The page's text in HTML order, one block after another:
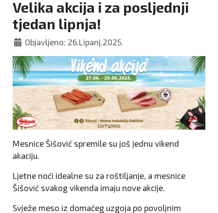
Velika akcija i za posljednji
tjedan lipnja!
Objavljeno: 26.Lipanj.2025.
Mesnice Šišović spremile su još jednu vikend
akaciju.
Ljetne noći idealne su za roštiljanje, a mesnice
Šišović svakog vikenda imaju nove akcije.
Svježe meso iz domaćeg uzgoja po povoljnim